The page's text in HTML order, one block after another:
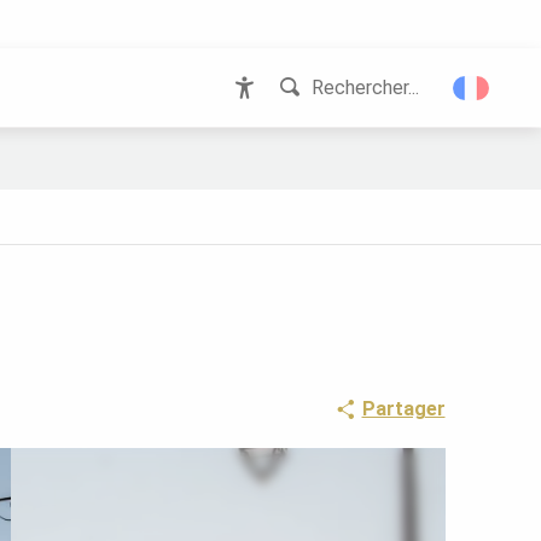
Rechercher...
Partager